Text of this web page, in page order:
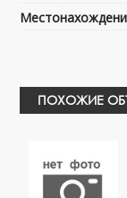
ПОХОЖИЕ